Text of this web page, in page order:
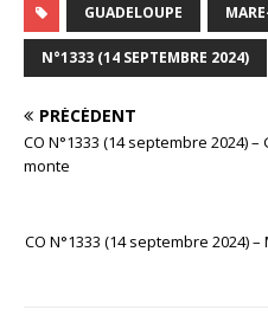
GUADELOUPE
N°1333 (14 SEPTEMBRE 2024)
PRÉCÉDENT
CO N°1333 (14 septembre 2024)
monte
CO N°1333 (14 septembre 2024)